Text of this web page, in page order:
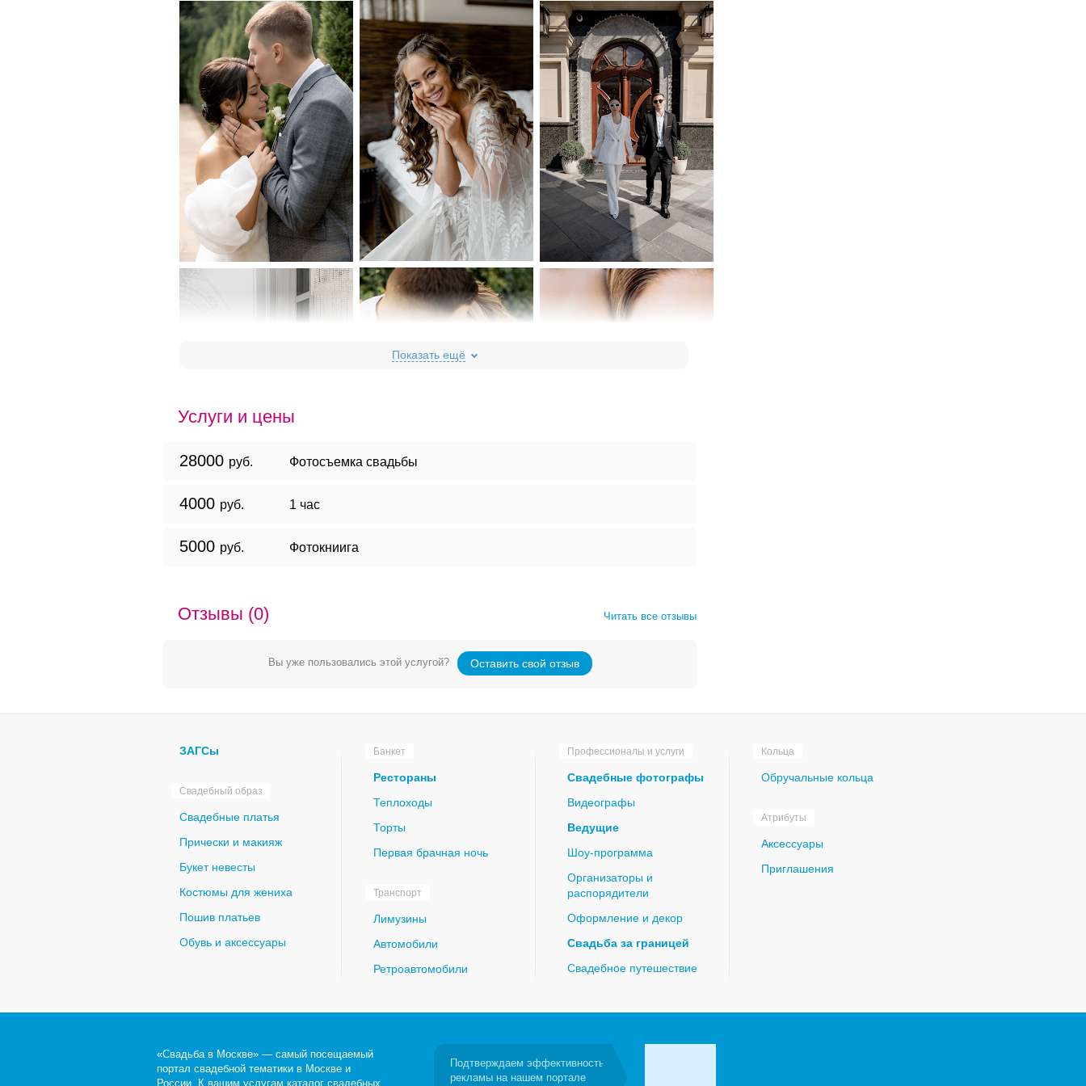
Услуги и цены
Фотосъемка свадьбы
28000 руб.
1 час
4000 руб.
Фотокниига
5000 руб.
Отзывы (0) Читать все отзывы
Вы уже пользовались этой услугой? Оставить свой отзыв
ЗАГСы
Свадебный образ
Свадебные платья
Прически и макияж
Букет невесты
Костюмы для жениха
Пошив платьев
Обувь и аксессуары
Банкет
Рестораны
Теплоходы
Торты
Первая брачная ночь
Транспорт
Лимузины
Автомобили
Ретроавтомобили
Профессионалы и услуги
Свадебные фотографы
Видеографы
Ведущие
Шоу-программа
Организаторы и
распорядители
Оформление и декор
Свадьба за границей
Свадебное путешествие
Кольца
Обручальные кольца
Атрибуты
Аксессуары
Приглашения
«Свадьба в Москве» — самый посещаемый
портал свадебной тематики в Москве и
России. К вашим услугам каталог свадебных
Подтверждаем эффективность
рекламы на нашем портале